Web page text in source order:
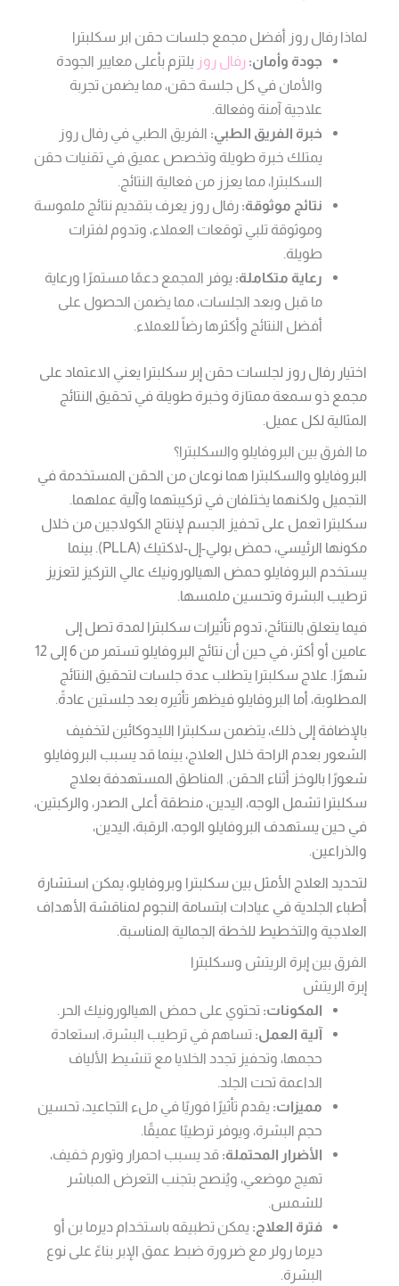
لماذا رفال روز أفضل مجمع جلسات حقن ابر سكلبترا
جودة وأمان: رفال روز يلتزم بأعلى معايير الجودة
والأمان في كل جلسة حقن، مما يضمن تجربة
علاجية آمنة وفعالة.
خبرة الفريق الطبي: الفريق الطبي في رفال روز
يمتلك خبرة طويلة وتخصص عميق في تقنيات حقن
السكلبترا، مما يعزز من فعالية النتائج.
نتائج موثوقة: رفال روز يعرف بتقديم نتائج ملموسة
وموثوقة تلبي توقعات العملاء، وتدوم لفترات
طويلة.
رعاية متكاملة: يوفر المجمع دعمًا مستمرًا ورعاية
ما قبل وبعد الجلسات، مما يضمن الحصول على
أفضل النتائج وأكثرها رضاً للعملاء.
اختيار رفال روز لجلسات حقن إبر سكلبترا يعني الاعتماد على
مجمع ذو سمعة ممتازة وخبرة طويلة في تحقيق النتائج
المثالية لكل عميل.
ما الفرق بين البروفايلو والسكلبترا؟
البروفايلو والسكلبترا هما نوعان من الحقن المستخدمة في
التجميل ولكنهما يختلفان في تركيبتهما وآلية عملهما.
سكلبترا تعمل على تحفيز الجسم لإنتاج الكولاجين من خلال
مكونها الرئيسي، حمض بولي-إل-لاكتيك (PLLA). بينما
يستخدم البروفايلو حمض الهيالورونيك عالي التركيز لتعزيز
ترطيب البشرة وتحسين ملمسها.
فيما يتعلق بالنتائج، تدوم تأثيرات سكلبترا لمدة تصل إلى
عامين أو أكثر، في حين أن نتائج البروفايلو تستمر من 6 إلى 12
شهرًا. علاج سكلبترا يتطلب عدة جلسات لتحقيق النتائج
المطلوبة، أما البروفايلو فيظهر تأثيره بعد جلستين عادةً.
بالإضافة إلى ذلك، يتضمن سكلبترا الليدوكائين لتخفيف
الشعور بعدم الراحة خلال العلاج، بينما قد يسبب البروفايلو
شعورًا بالوخز أثناء الحقن. المناطق المستهدفة بعلاج
سكلبترا تشمل الوجه، اليدين، منطقة أعلى الصدر، والركبتين،
في حين يستهدف البروفايلو الوجه، الرقبة، اليدين،
والذراعين.
لتحديد العلاج الأمثل بين سكلبترا وبروفايلو، يمكن استشارة
أطباء الجلدية في عيادات ابتسامة النجوم لمناقشة الأهداف
العلاجية والتخطيط للخطة الجمالية المناسبة.
الفرق بين إبرة الريتش وسكلبترا
إبرة الريتش
المكونات: تحتوي على حمض الهيالورونيك الحر.
آلية العمل: تساهم في ترطيب البشرة، استعادة
حجمها، وتحفيز تجدد الخلايا مع تنشيط الألياف
الداعمة تحت الجلد.
مميزات: يقدم تأثيرًا فوريًا في ملء التجاعيد، تحسين
حجم البشرة، ويوفر ترطيبًا عميقًا.
الأضرار المحتملة: قد يسبب احمرار وتورم خفيف،
تهيج موضعي، ويُنصح بتجنب التعرض المباشر
للشمس.
فترة العلاج: يمكن تطبيقه باستخدام ديرما بن أو
ديرما رولر مع ضرورة ضبط عمق الإبر بناءً على نوع
البشرة.